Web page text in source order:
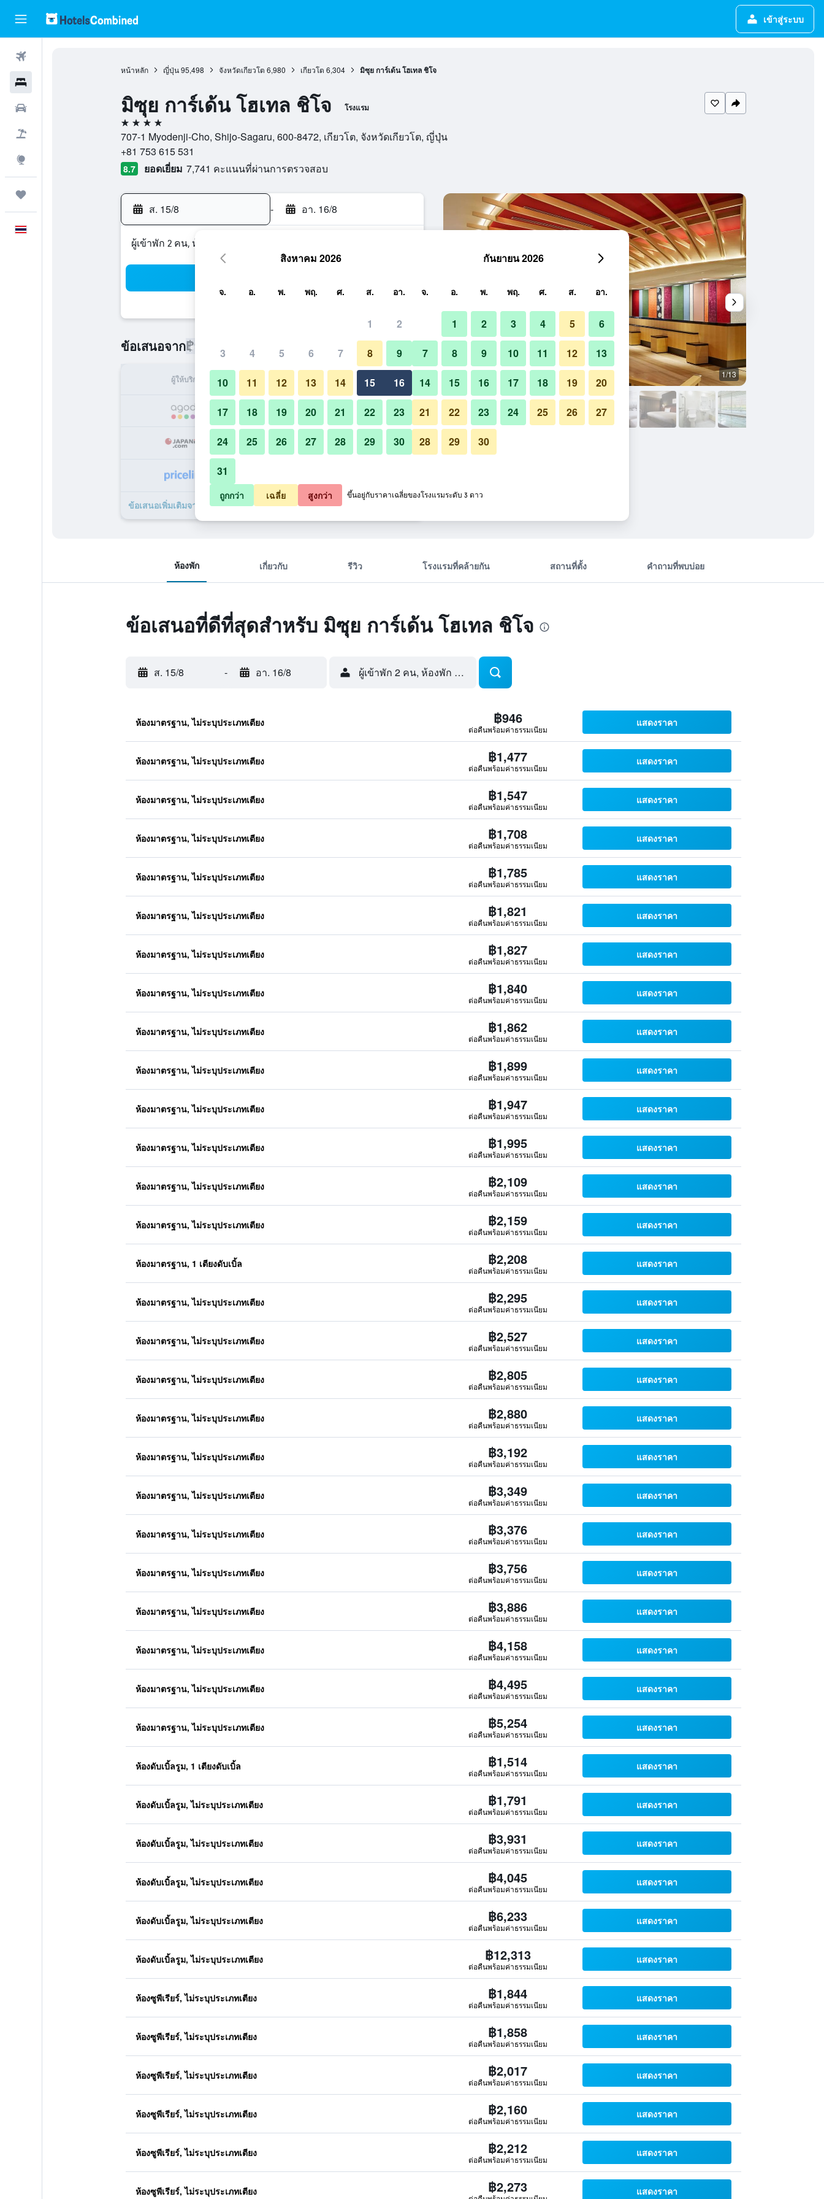
เข้าสู่ระบบ
หน้าหลัก ญี่ปุ่น 95,498 จังหวัดเกียวโต 6,980 เกียวโต 6,304 มิซุย การ์เด้น โฮเทล ชิโจ
มิซุย การ์เด้น โฮเทล ชิโจ โรงแรม
4 ดาว
707-1 Myodenji-Cho, Shijo-Sagaru, 600-8472, เกียวโต, จังหวัดเกียวโต, ญี่ปุ่น
+81 753 615 531
8.7 ยอดเยี่ยม 7,741 คะแนนที่ผ่านการตรวจสอบ
ส. 15/8 - อา. 16/8
ผู้เข้าพัก 2 คน, ห้องพัก 1 ห้อง
ข้อเสนอจาก฿946
ผู้ให้บริการ ทั้งหมด (ต่อคืน)
฿946 เช็คดีล
฿1,477 เช็คดีล
ข้อเสนอเพิ่มเติมจาก มิซุย การ์เด้น โฮเทล ชิโจ 60 รายการ
อื่น ๆ 1/13
ห้องพัก เกี่ยวกับ รีวิว โรงแรมที่คล้ายกัน สถานที่ตั้ง คำถามที่พบบ่อย
ข้อเสนอที่ดีที่สุดสำหรับ มิซุย การ์เด้น โฮเทล ชิโจ
ส. 15/8 - อา. 16/8 ผู้เข้าพัก 2 คน, ห้องพัก 1 ห้อง
ห้องมาตรฐาน, ไม่ระบุประเภทเตียง ฿946
ต่อคืนพร้อมค่าธรรมเนียม
แสดงราคา
ห้องมาตรฐาน, ไม่ระบุประเภทเตียง ฿1,477
ต่อคืนพร้อมค่าธรรมเนียม
แสดงราคา
ห้องมาตรฐาน, ไม่ระบุประเภทเตียง ฿1,547
ต่อคืนพร้อมค่าธรรมเนียม
แสดงราคา
ห้องมาตรฐาน, ไม่ระบุประเภทเตียง ฿1,708
ต่อคืนพร้อมค่าธรรมเนียม
แสดงราคา
ห้องมาตรฐาน, ไม่ระบุประเภทเตียง ฿1,785
ต่อคืนพร้อมค่าธรรมเนียม
แสดงราคา
ห้องมาตรฐาน, ไม่ระบุประเภทเตียง ฿1,821
ต่อคืนพร้อมค่าธรรมเนียม
แสดงราคา
ห้องมาตรฐาน, ไม่ระบุประเภทเตียง ฿1,827
ต่อคืนพร้อมค่าธรรมเนียม
แสดงราคา
ห้องมาตรฐาน, ไม่ระบุประเภทเตียง ฿1,840
ต่อคืนพร้อมค่าธรรมเนียม
แสดงราคา
ห้องมาตรฐาน, ไม่ระบุประเภทเตียง ฿1,862
ต่อคืนพร้อมค่าธรรมเนียม
แสดงราคา
ห้องมาตรฐาน, ไม่ระบุประเภทเตียง ฿1,899
ต่อคืนพร้อมค่าธรรมเนียม
แสดงราคา
ห้องมาตรฐาน, ไม่ระบุประเภทเตียง ฿1,947
ต่อคืนพร้อมค่าธรรมเนียม
แสดงราคา
ห้องมาตรฐาน, ไม่ระบุประเภทเตียง ฿1,995
ต่อคืนพร้อมค่าธรรมเนียม
แสดงราคา
ห้องมาตรฐาน, ไม่ระบุประเภทเตียง ฿2,109
ต่อคืนพร้อมค่าธรรมเนียม
แสดงราคา
ห้องมาตรฐาน, ไม่ระบุประเภทเตียง ฿2,159
ต่อคืนพร้อมค่าธรรมเนียม
แสดงราคา
ห้องมาตรฐาน, 1 เตียงดับเบิ้ล ฿2,208
ต่อคืนพร้อมค่าธรรมเนียม
แสดงราคา
ห้องมาตรฐาน, ไม่ระบุประเภทเตียง ฿2,295
ต่อคืนพร้อมค่าธรรมเนียม
แสดงราคา
ห้องมาตรฐาน, ไม่ระบุประเภทเตียง ฿2,527
ต่อคืนพร้อมค่าธรรมเนียม
แสดงราคา
ห้องมาตรฐาน, ไม่ระบุประเภทเตียง ฿2,805
ต่อคืนพร้อมค่าธรรมเนียม
แสดงราคา
ห้องมาตรฐาน, ไม่ระบุประเภทเตียง ฿2,880
ต่อคืนพร้อมค่าธรรมเนียม
แสดงราคา
ห้องมาตรฐาน, ไม่ระบุประเภทเตียง ฿3,192
ต่อคืนพร้อมค่าธรรมเนียม
แสดงราคา
ห้องมาตรฐาน, ไม่ระบุประเภทเตียง ฿3,349
ต่อคืนพร้อมค่าธรรมเนียม
แสดงราคา
ห้องมาตรฐาน, ไม่ระบุประเภทเตียง ฿3,376
ต่อคืนพร้อมค่าธรรมเนียม
แสดงราคา
ห้องมาตรฐาน, ไม่ระบุประเภทเตียง ฿3,756
ต่อคืนพร้อมค่าธรรมเนียม
แสดงราคา
ห้องมาตรฐาน, ไม่ระบุประเภทเตียง ฿3,886
ต่อคืนพร้อมค่าธรรมเนียม
แสดงราคา
ห้องมาตรฐาน, ไม่ระบุประเภทเตียง ฿4,158
ต่อคืนพร้อมค่าธรรมเนียม
แสดงราคา
ห้องมาตรฐาน, ไม่ระบุประเภทเตียง ฿4,495
ต่อคืนพร้อมค่าธรรมเนียม
แสดงราคา
ห้องมาตรฐาน, ไม่ระบุประเภทเตียง ฿5,254
ต่อคืนพร้อมค่าธรรมเนียม
แสดงราคา
ห้องดับเบิ้ลรูม, 1 เตียงดับเบิ้ล ฿1,514
ต่อคืนพร้อมค่าธรรมเนียม
แสดงราคา
ห้องดับเบิ้ลรูม, ไม่ระบุประเภทเตียง ฿1,791
ต่อคืนพร้อมค่าธรรมเนียม
แสดงราคา
ห้องดับเบิ้ลรูม, ไม่ระบุประเภทเตียง ฿3,931
ต่อคืนพร้อมค่าธรรมเนียม
แสดงราคา
ห้องดับเบิ้ลรูม, ไม่ระบุประเภทเตียง ฿4,045
ต่อคืนพร้อมค่าธรรมเนียม
แสดงราคา
ห้องดับเบิ้ลรูม, ไม่ระบุประเภทเตียง ฿6,233
ต่อคืนพร้อมค่าธรรมเนียม
แสดงราคา
ห้องดับเบิ้ลรูม, ไม่ระบุประเภทเตียง ฿12,313
ต่อคืนพร้อมค่าธรรมเนียม
แสดงราคา
ห้องซูพีเรียร์, ไม่ระบุประเภทเตียง ฿1,844
ต่อคืนพร้อมค่าธรรมเนียม
แสดงราคา
ห้องซูพีเรียร์, ไม่ระบุประเภทเตียง ฿1,858
ต่อคืนพร้อมค่าธรรมเนียม
แสดงราคา
ห้องซูพีเรียร์, ไม่ระบุประเภทเตียง ฿2,017
ต่อคืนพร้อมค่าธรรมเนียม
แสดงราคา
ห้องซูพีเรียร์, ไม่ระบุประเภทเตียง ฿2,160
ต่อคืนพร้อมค่าธรรมเนียม
แสดงราคา
ห้องซูพีเรียร์, ไม่ระบุประเภทเตียง ฿2,212
ต่อคืนพร้อมค่าธรรมเนียม
แสดงราคา
ห้องซูพีเรียร์, ไม่ระบุประเภทเตียง ฿2,273 แสดงราคา
สิงหาคม 2026
จ. อ. พ. พฤ. ศ. ส. อา.
1 2
3 4 5 6 7 8 9
10 11 12 13 14 15 16
17 18 19 20 21 22 23
24 25 26 27 28 29 30
31
กันยายน 2026
จ. อ. พ. พฤ. ศ. ส. อา.
1 2 3 4 5 6
7 8 9 10 11 12 13
14 15 16 17 18 19 20
21 22 23 24 25 26 27
28 29 30
ถูกกว่า เฉลี่ย สูงกว่า ขึ้นอยู่กับราคาเฉลี่ยของโรงแรมระดับ 3 ดาว